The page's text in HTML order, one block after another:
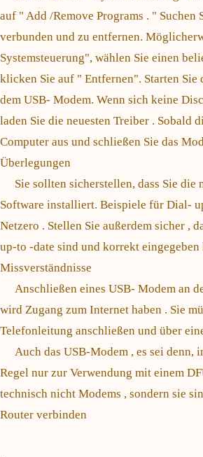
auf " Add /Remove Programs . "
verbunden und zu entfernen.
Systemsteuerung", wählen Sie einen
klicken Sie auf " Entfernen". Starten Sie
dem USB- Modem. Wenn sich keine
laden Sie die neuesten Treiber . Sobald
Computer aus und schließen Sie das
Überlegungen
Sie sollten sicherstellen, dass Sie
Software installiert. Beispiele für Dial-
Netzero . Stellen Sie außerdem sicher ,
up-to -date sind und korrekt eingegeben
Missverständnisse
Anschließen eines USB- Modem an
wird Zugang zum Internet haben . Sie
Telefonleitung anschließen und über
Auch das USB-Modem , es sei denn,
Regel nur zur Verwendung mit einem
technisch nicht Modems , sondern sie
Router verbinden